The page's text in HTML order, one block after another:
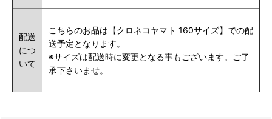
配送
につ
いて
こちらのお品は【クロネコヤマト 160サイズ】での配
送予定となります。
※サイズは配送時に変更となる事もございます。ご了
承下さいませ。